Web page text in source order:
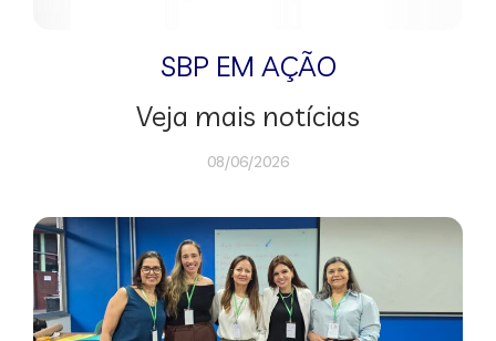
SBP EM AÇÃO
Veja mais notícias
08/06/2026